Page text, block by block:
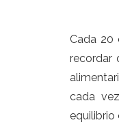
Cada 20
recordar
cada
equilibrio